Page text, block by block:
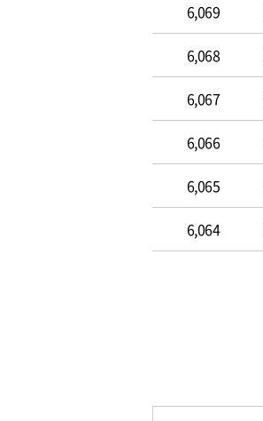
6,069
6,068
6,067
6,066
6,065
6,064